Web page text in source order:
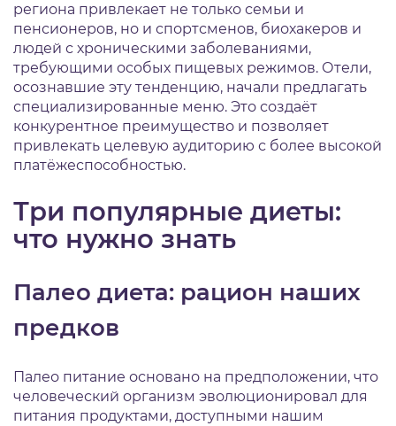
региона привлекает не только семьи и
пенсионеров, но и спортсменов, биохакеров и
людей с хроническими заболеваниями,
требующими особых пищевых режимов. Отели,
осознавшие эту тенденцию, начали предлагать
специализированные меню. Это создаёт
конкурентное преимущество и позволяет
привлекать целевую аудиторию с более высокой
платёжеспособностью.
Три популярные диеты:
что нужно знать
Палео диета: рацион наших
предков
Палео питание основано на предположении, что
человеческий организм эволюционировал для
питания продуктами, доступными нашим